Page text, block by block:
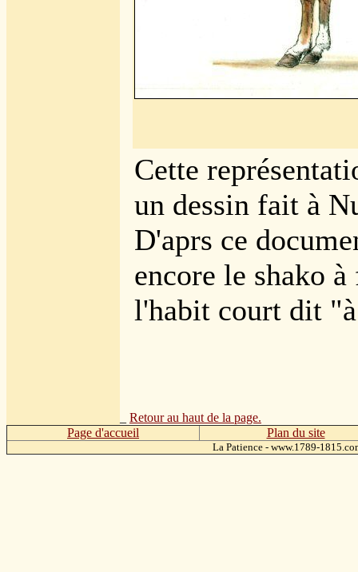
Cette
un dessin fait à
D'aprs ce
encore le shako
l'habit court dit
Retour au haut de la page.
Page d'accueil
Plan du site
La Patience - www.1789-